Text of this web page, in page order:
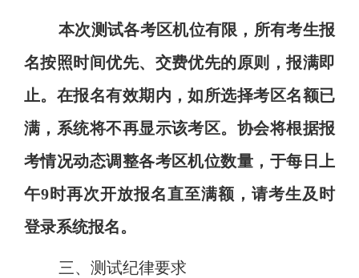
本次测试各考区机位有限，所有考生报
名按照时间优先、交费优先的原则，报满即
止。在报名有效期内，如所选择考区名额已
满，系统将不再显示该考区。协会将根据报
考情况动态调整各考区机位数量，于每日上
午9时再次开放报名直至满额，请考生及时
登录系统报名。
三、测试纪律要求